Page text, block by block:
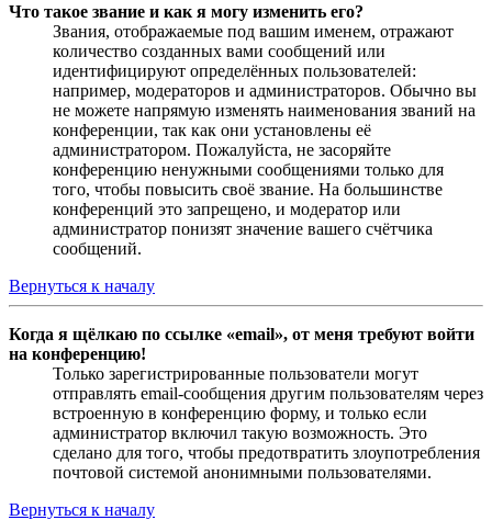
Что такое звание и как я могу изменить его?
Звания, отображаемые под вашим именем, отражают
количество созданных вами сообщений или
идентифицируют определённых пользователей:
например, модераторов и администраторов. Обычно вы
не можете напрямую изменять наименования званий на
конференции, так как они установлены её
администратором. Пожалуйста, не засоряйте
конференцию ненужными сообщениями только для
того, чтобы повысить своё звание. На большинстве
конференций это запрещено, и модератор или
администратор понизят значение вашего счётчика
сообщений.
Вернуться к началу
Когда я щёлкаю по ссылке «email», от меня требуют войти
на конференцию!
Только зарегистрированные пользователи могут
отправлять email-сообщения другим пользователям через
встроенную в конференцию форму, и только если
администратор включил такую возможность. Это
сделано для того, чтобы предотвратить злоупотребления
почтовой системой анонимными пользователями.
Вернуться к началу